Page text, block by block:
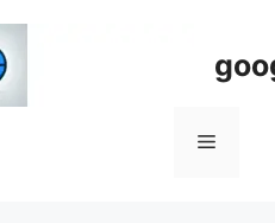
Menu